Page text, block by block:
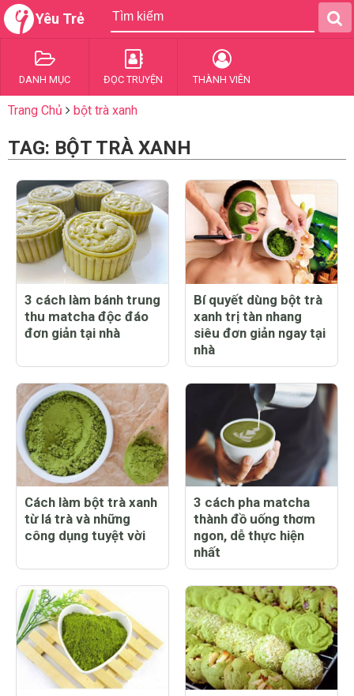
Yêu Trẻ
DANH MỤC ĐỌC TRUYỆN THÀNH VIÊN
Trang Chủ bột trà xanh
TAG: BỘT TRÀ XANH
3 cách làm bánh trung
thu matcha độc đáo
đơn giản tại nhà
Bí quyết dùng bột trà
xanh trị tàn nhang
siêu đơn giản ngay tại
nhà
Cách làm bột trà xanh
từ lá trà và những
công dụng tuyệt vời
3 cách pha matcha
thành đồ uống thơm
ngon, dễ thực hiện
nhất